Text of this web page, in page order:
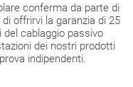
conferma da parte di
offrirvi la garanzia di 25
cablaggio passivo
dei nostri prodotti
indipendenti.